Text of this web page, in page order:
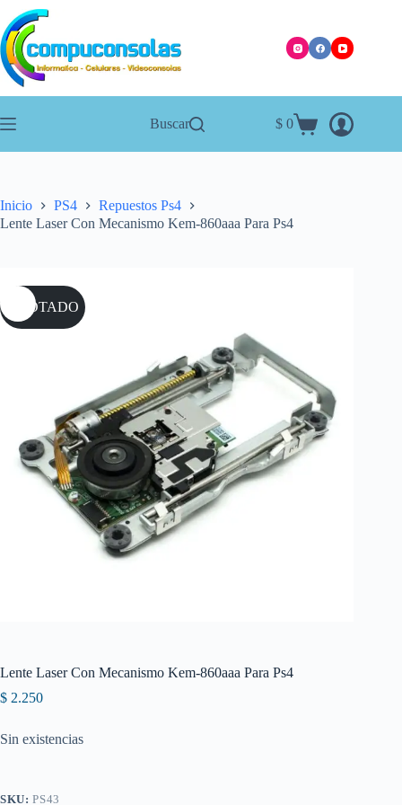
Saltar
al
contenido
Buscar
Carro
$ 0
Inicio PS4
Repuestos Ps4
Lente Laser Con Mecanismo Kem-860aaa Para Ps4
AGOTADO
Lente Laser Con Mecanismo Kem-860aaa Para Ps4
$ 2.250
Sin existencias
SKU:PS43